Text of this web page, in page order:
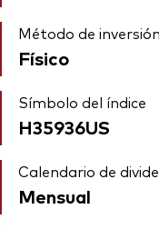
Método de inversión
Físico
Símbolo del índice
H35936US
Calendario de
Mensual